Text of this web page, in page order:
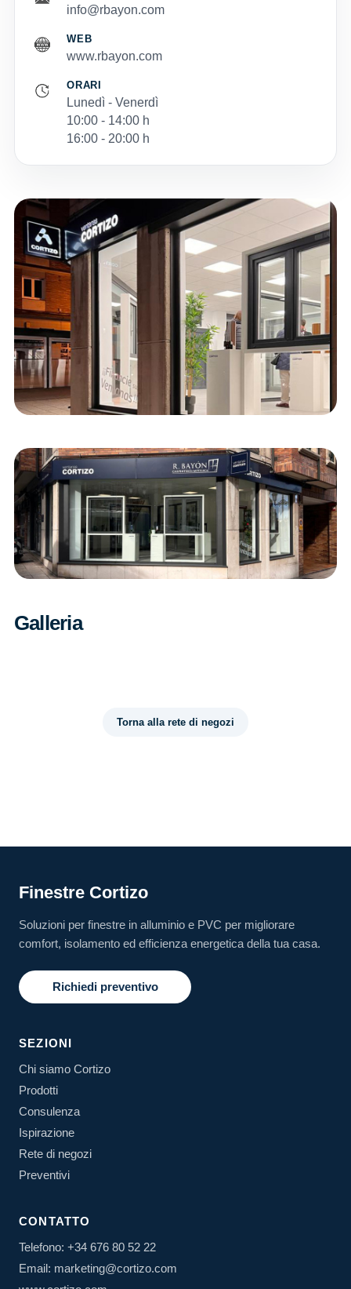
info@rbayon.com
WEB
www.rbayon.com
ORARI
Lunedì - Venerdì
10:00 - 14:00 h
16:00 - 20:00 h
Galleria
Torna alla rete di negozi
Finestre Cortizo
Soluzioni per finestre in alluminio e PVC per migliorare
comfort, isolamento ed efficienza energetica della tua casa.
Richiedi preventivo
SEZIONI
Chi siamo Cortizo
Prodotti
Consulenza
Ispirazione
Rete di negozi
Preventivi
CONTATTO
Telefono: +34 676 80 52 22
Email: marketing@cortizo.com